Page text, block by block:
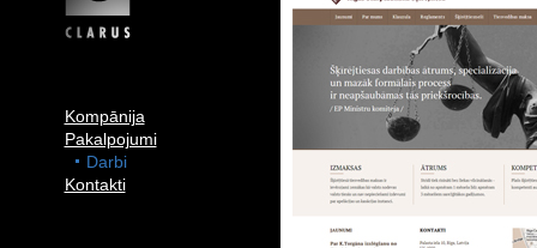
Kompānija
Pakalpojumi
Darbi
Kontakti